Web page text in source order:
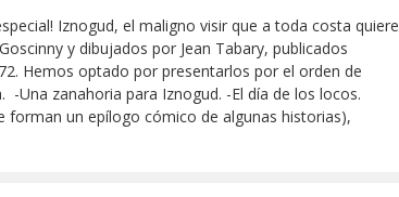
Iznogud, el maligno visir que a toda costa quiere
y dibujados por Jean Tabary, publicados
Hemos optado por presentarlos por el orden de
Una zanahoria para Iznogud. -El día de los locos.
forman un epílogo cómico de algunas historias),